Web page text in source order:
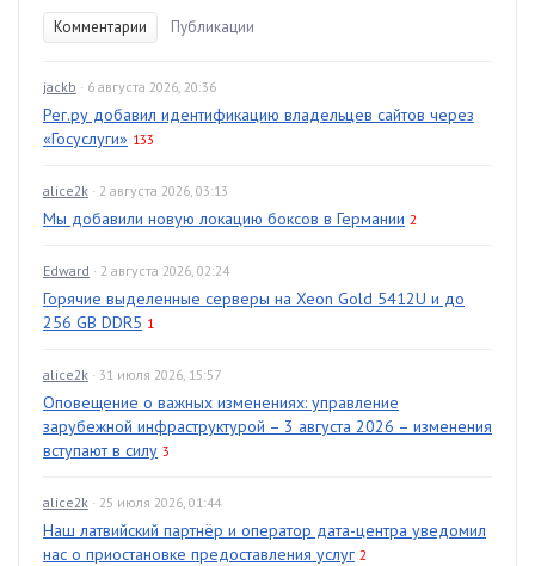
Комментарии Публикации
jackb · 6 августа 2026, 20:36
Рег.ру добавил идентификацию владельцев сайтов через
«Госуслуги» 133
alice2k · 2 августа 2026, 03:13
Мы добавили новую локацию боксов в Германии 2
Edward · 2 августа 2026, 02:24
Горячие выделенные серверы на Xeon Gold 5412U и до
256 GB DDR5 1
alice2k · 31 июля 2026, 15:57
Оповещение о важных изменениях: управление
зарубежной инфраструктурой – 3 августа 2026 – изменения
вступают в силу 3
alice2k · 25 июля 2026, 01:44
Наш латвийский партнёр и оператор дата-центра уведомил
нас о приостановке предоставления услуг 2